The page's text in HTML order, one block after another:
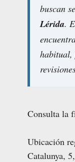
buscan
Lérida.
habitual,
Consulta la
Ubicación
Catalunya,